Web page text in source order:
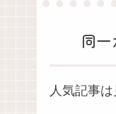
同
人気記事